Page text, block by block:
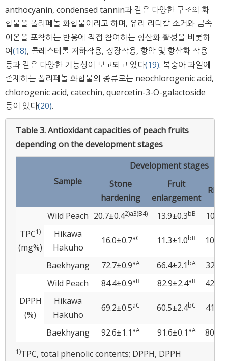
anthocyanin, condensed tannin과 같은 다양한 구조의 화
합물을 폴리페놀 화합물이라고 하며, 유리 라디칼 소거와 금속
이온을 포착하는 반응에 직접 참여하는 항산화 활성을 비롯하
여(18), 콜레스테롤 저하작용, 정장작용, 항암 및 항산화 작용
등과 같은 다양한 기능성이 보고되고 있다(19). 복숭아 과일에
존재하는 폴리페놀 화합물의 종류로는 neochlorogenic acid,
chlorogenic acid, catechin, quercetin-3-O-galactoside
등이 있다(20).
Table 3.Antioxidant capacities of peach fruits
depending on the development stages
Sample
Development stages
Stone
hardening
Fruit
enlargement
TPC1)
(mg%)
Wild Peach 20.7±0.42)a3)B4) 13.9±0.3bB
Hikawa
Hakuho
16.0±0.7aC 11.3±1.0bB
Baekhyang 72.7±0.9aA 66.4±2.1 bA
DPPH
(%)
Wild Peach 84.4±0.9aB 82.9±2.4aB
Hikawa
Hakuho
69.2±0.5aC 60.5±2.4bC
Baekhyang 92.6±1.1 aA 91.6±0.1 aA
1)TPC, total phenolic contents; DPPH, DPPH